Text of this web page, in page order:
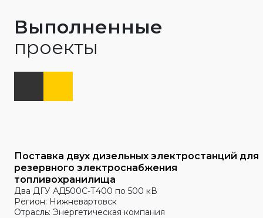
Выполненные
проекты
Поставка двух дизельных электростанций для
резервного электроснабжения
топливохранилища
Два ДГУ АД500С-Т400 по 500 кВ
Регион: Нижневартовск
Отрасль: Энергетическая компания